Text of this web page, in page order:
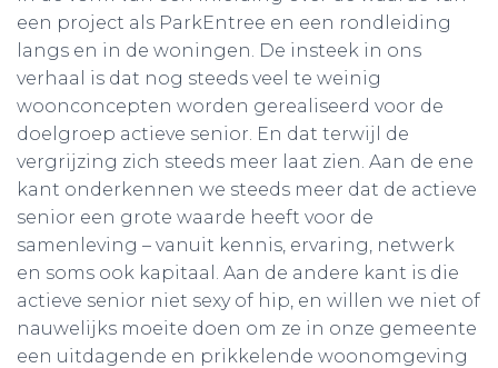
een project als ParkEntree en een rondleiding
langs en in de woningen. De insteek in ons
verhaal is dat nog steeds veel te weinig
woonconcepten worden gerealiseerd voor de
doelgroep actieve senior. En dat terwijl de
vergrijzing zich steeds meer laat zien. Aan de ene
kant onderkennen we steeds meer dat de actieve
senior een grote waarde heeft voor de
samenleving – vanuit kennis, ervaring, netwerk
en soms ook kapitaal. Aan de andere kant is die
actieve senior niet sexy of hip, en willen we niet of
nauwelijks moeite doen om ze in onze gemeente
een uitdagende en prikkelende woonomgeving